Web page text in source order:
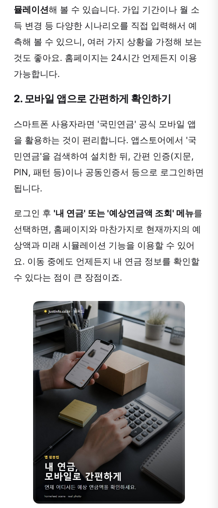
뮬레이션해 볼 수 있습니다. 가입 기간이나 월 소
득 변경 등 다양한 시나리오를 직접 입력해서 예
측해 볼 수 있으니, 여러 가지 상황을 가정해 보는
것도 좋아요. 홈페이지는 24시간 언제든지 이용
가능합니다.
2. 모바일 앱으로 간편하게 확인하기
스마트폰 사용자라면 '국민연금' 공식 모바일 앱
을 활용하는 것이 편리합니다. 앱스토어에서 '국
민연금'을 검색하여 설치한 뒤, 간편 인증(지문,
PIN, 패턴 등)이나 공동인증서 등으로 로그인하면
됩니다.
로그인 후 '내 연금' 또는 '예상연금액 조회' 메뉴를
선택하면, 홈페이지와 마찬가지로 현재까지의 예
상액과 미래 시뮬레이션 기능을 이용할 수 있어
요. 이동 중에도 언제든지 내 연금 정보를 확인할
수 있다는 점이 큰 장점이죠.